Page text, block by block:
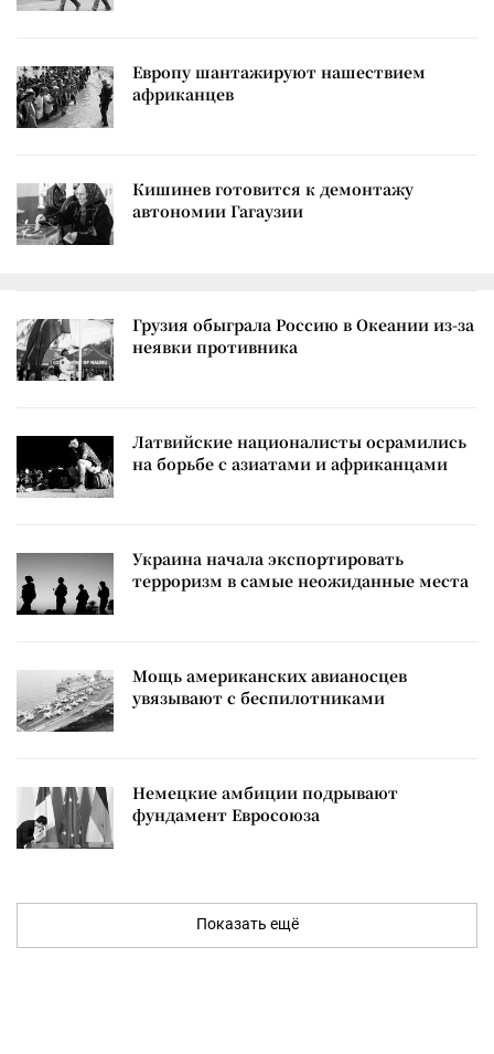
Европу шантажируют нашествием
африканцев
Кишинев готовится к демонтажу
автономии Гагаузии
Грузия обыграла Россию в Океании из-за
неявки противника
Латвийские националисты осрамились
на борьбе с азиатами и африканцами
Украина начала экспортировать
терроризм в самые неожиданные места
Мощь американских авианосцев
увязывают с беспилотниками
Немецкие амбиции подрывают
фундамент Евросоюза
Показать ещё